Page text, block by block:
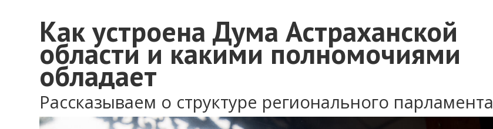
Как устроена Дума Астраханской
области и какими полномочиями
обладает
Рассказываем о структуре регионального парламента